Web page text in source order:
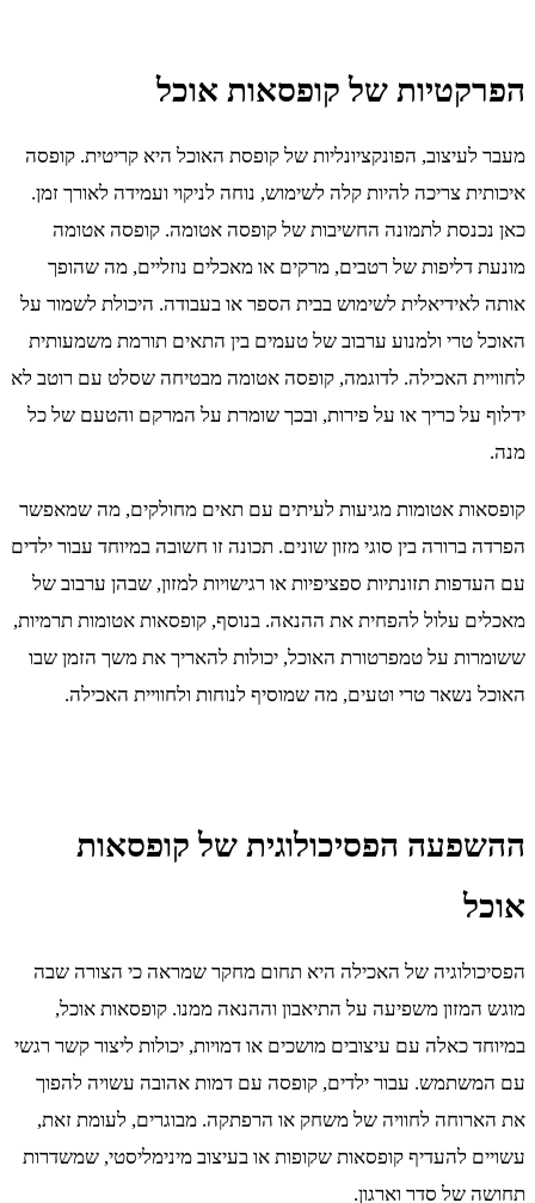
הפרקטיות של קופסאות אוכל
מעבר לעיצוב, הפונקציונליות של קופסת האוכל היא קריטית. קופסה
איכותית צריכה להיות קלה לשימוש, נוחה לניקוי ועמידה לאורך זמן.
כאן נכנסת לתמונה החשיבות של קופסה אטומה. קופסה אטומה
מונעת דליפות של רטבים, מרקים או מאכלים נוזליים, מה שהופך
אותה לאידיאלית לשימוש בבית הספר או בעבודה. היכולת לשמור על
האוכל טרי ולמנוע ערבוב של טעמים בין התאים תורמת משמעותית
לחוויית האכילה. לדוגמה, קופסה אטומה מבטיחה שסלט עם רוטב לא
ידלוף על כריך או על פירות, ובכך שומרת על המרקם והטעם של כל
מנה.
קופסאות אטומות מגיעות לעיתים עם תאים מחולקים, מה שמאפשר
הפרדה ברורה בין סוגי מזון שונים. תכונה זו חשובה במיוחד עבור ילדים
עם העדפות תזונתיות ספציפיות או רגישויות למזון, שבהן ערבוב של
מאכלים עלול להפחית את ההנאה. בנוסף, קופסאות אטומות תרמיות,
ששומרות על טמפרטורת האוכל, יכולות להאריך את משך הזמן שבו
האוכל נשאר טרי וטעים, מה שמוסיף לנוחות ולחוויית האכילה.
ההשפעה הפסיכולוגית של קופסאות
אוכל
הפסיכולוגיה של האכילה היא תחום מחקר שמראה כי הצורה שבה
מוגש המזון משפיעה על התיאבון וההנאה ממנו. קופסאות אוכל,
במיוחד כאלה עם עיצובים מושכים או דמויות, יכולות ליצור קשר רגשי
עם המשתמש. עבור ילדים, קופסה עם דמות אהובה עשויה להפוך
את הארוחה לחוויה של משחק או הרפתקה. מבוגרים, לעומת זאת,
עשויים להעדיף קופסאות שקופות או בעיצוב מינימליסטי, שמשדרות
תחושה של סדר וארגון.